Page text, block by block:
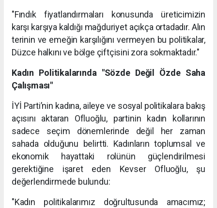
"Fındık fiyatlandırmaları konusunda üreticimizin
karşı karşıya kaldığı mağduriyet açıkça ortadadır. Alın
terinin ve emeğin karşılığını vermeyen bu politikalar,
Düzce halkını ve bölge çiftçisini zora sokmaktadır."
Kadın Politikalarında "Sözde Değil Özde Saha
Çalışması"
İYİ Parti’nin kadına, aileye ve sosyal politikalara bakış
açısını aktaran Ofluoğlu, partinin kadın kollarının
sadece seçim dönemlerinde değil her zaman
sahada olduğunu belirtti. Kadınların toplumsal ve
ekonomik hayattaki rolünün güçlendirilmesi
gerektiğine işaret eden Kevser Ofluoğlu, şu
değerlendirmede bulundu:
"Kadın politikalarımız doğrultusunda amacımız;